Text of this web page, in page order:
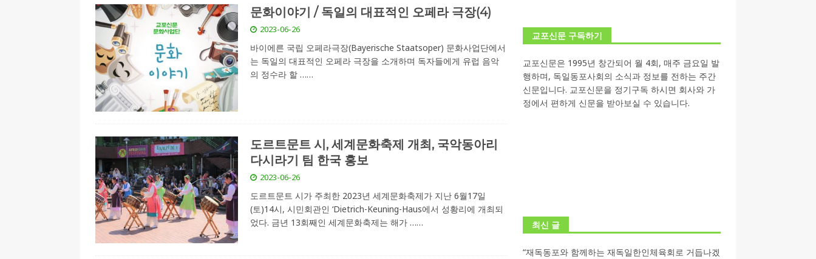
제57회 정기총회 공고 및 제30대 한인회장선거 공고
게시판 / 행사 / 알림
[ 2020-12-14 ]
코로나 확산세에 따른 독일 연방·주정부 조치현황
(12.14일 기준)
게시판 / 행사 / 알림
[ 2026-07-27 ]
“재독동포와 함께하는 재독일한인체육회로 거듭나겠습니다”
한인소식
[ 2026-07-27 ] KIST 유럽연구소 30돌…“한-EU 협력 ‘가교’ 넘어 혁신 거점으로”
[ 2026-07-27 ]
튀빙겐대, ‘독일어권 한국학대회(VfK)’ 성료
[ 2026-07-20 ]
“정체성은 연결의 자산”… 독일 한인 차세대 협회(FLCG), 뮌헨 공대(TUM)서 화려한 출범
한
인소식
[ 2026-07-20 ] 김담예 아동을 소개 합니다.
사랑의 손길
[ 2022-03-20 ] 사진의 주인을 찾습니다. 게시판 / 행사 / 알림
문화이야기 / 독일의 대표적인 오페라 극장(4)
2023-06-26
바이에른 국립 오페라극장(Bayerische Staatsoper) 문화사업단에서
는 독일의 대표적인 오페라 극장을 소개하며 독자들에게 유럽 음악
의 정수라 할 ……
도르트문트 시, 세계문화축제 개최, 국악동아리
다시라기 팀 한국 홍보
2023-06-26
도르트문트 시가 주최한 2023년 세계문화축제가 지난 6월17일
(토)14시, 시민회관인 ‘Dietrich-Keuning-Haus에서 성황리에 개최되
었다. 금년 13회째인 세계문화축제는 해가 ……
교포신문 구독하기
교포신문은 1995년 창간되어 월 4회, 매주 금요일 발
행하며, 독일동포사회의 소식과 정보를 전하는 주간
신문입니다. 교포신문을 정기구독 하시면 회사와 가
정에서 편하게 신문을 받아보실 수 있습니다.
최신 글
“재독동포와 함께하는 재독일한인체육회로 거듭나겠